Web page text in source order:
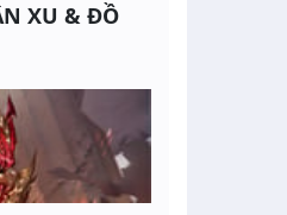
XU & ĐỒ